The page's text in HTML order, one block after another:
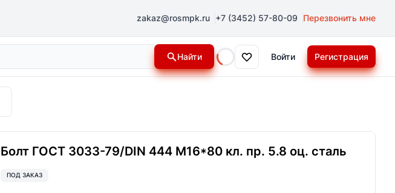
zakaz@rosmpk.ru +7 (3452) 57-80-09 Перезвонить мне
Найти
Loading...
Войти Регистрация
Болт ГОСТ 3033-79/DIN 444 М16*80 кл. пр. 5.8 оц. сталь
ПОД ЗАКАЗ